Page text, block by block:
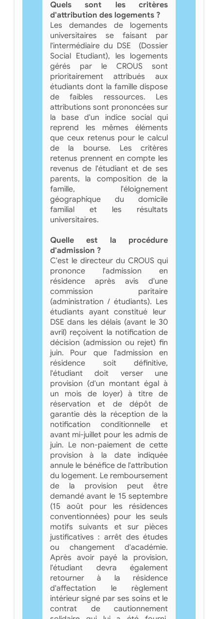
Quels sont les critères
d'attribution des logements ?
Les demandes de logements
universitaires se faisant par
l'intermédiaire du DSE (Dossier
Social Etudiant), les logements
gérés par le CROUS sont
prioritairement attribués aux
étudiants dont la famille dispose
de faibles ressources. Les
attributions sont prononcées sur
la base d'un indice social qui
reprend les mêmes éléments
que ceux retenus pour le calcul
de la bourse. Les critères
retenus prennent en compte les
revenus de l'étudiant et de ses
parents, la composition de la
famille, l'éloignement
géographique du domicile
familial et les résultats
universitaires.
Quelle est la procédure
d'admission ?
C'est le directeur du CROUS qui
prononce l'admission en
résidence après avis d'une
commission paritaire
(administration / étudiants). Les
étudiants ayant constitué leur
DSE dans les délais (avant le 30
avril) reçoivent la notification de
décision (admission ou rejet) fin
juin. Pour que l'admission en
résidence soit définitive,
l'étudiant doit verser une
provision (d'un montant égal à
un mois de loyer) à titre de
réservation et de dépôt de
garantie dès la réception de la
notification conditionnelle et
avant mi-juillet pour les admis de
juin. Le non-paiement de cette
provision à la date indiquée
annule le bénéfice de l'attribution
du logement. Le remboursement
de la provision peut être
demandé avant le 15 septembre
(15 août pour les résidences
conventionnées) pour les seuls
motifs suivants et sur pièces
justificatives : arrêt des études
ou changement d'académie.
Après avoir payé la provision,
l'étudiant devra également
retourner à la résidence
d'affectation le règlement
intérieur signé par ses soins et le
contrat de cautionnement